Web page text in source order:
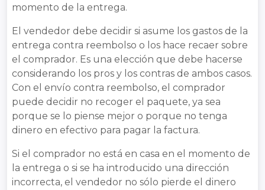
momento de la entrega.
El vendedor debe decidir si asume los gastos de la
entrega contra reembolso o los hace recaer sobre
el comprador. Es una elección que debe hacerse
considerando los pros y los contras de ambos casos.
Con el envío contra reembolso, el comprador
puede decidir no recoger el paquete, ya sea
porque se lo piense mejor o porque no tenga
dinero en efectivo para pagar la factura.
Si el comprador no está en casa en el momento de
la entrega o si se ha introducido una dirección
incorrecta, el vendedor no sólo pierde el dinero